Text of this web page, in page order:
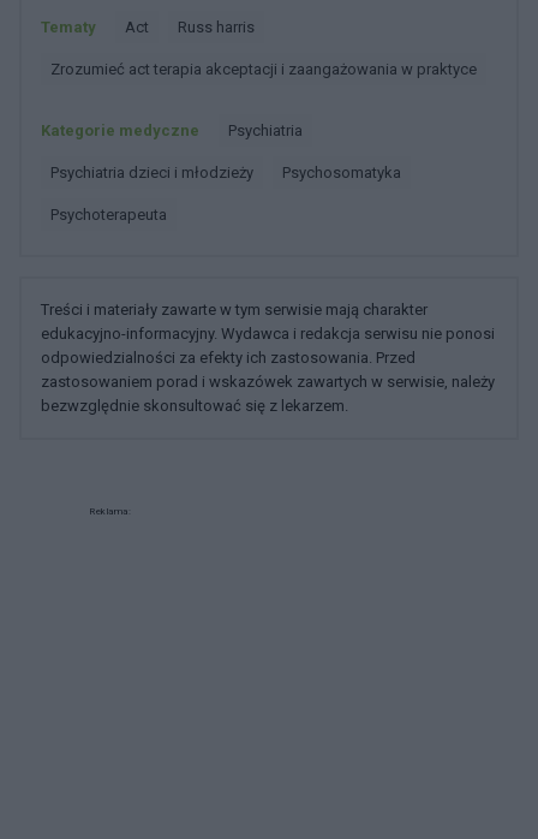
Tematy Act Russ harris
Zrozumieć act terapia akceptacji i zaangażowania w praktyce
Kategorie medyczne Psychiatria
Psychiatria dzieci i młodzieży Psychosomatyka
Psychoterapeuta
Treści i materiały zawarte w tym serwisie mają charakter
edukacyjno-informacyjny. Wydawca i redakcja serwisu nie ponosi
odpowiedzialności za efekty ich zastosowania. Przed
zastosowaniem porad i wskazówek zawartych w serwisie, należy
bezwzględnie skonsultować się z lekarzem.
Reklama: